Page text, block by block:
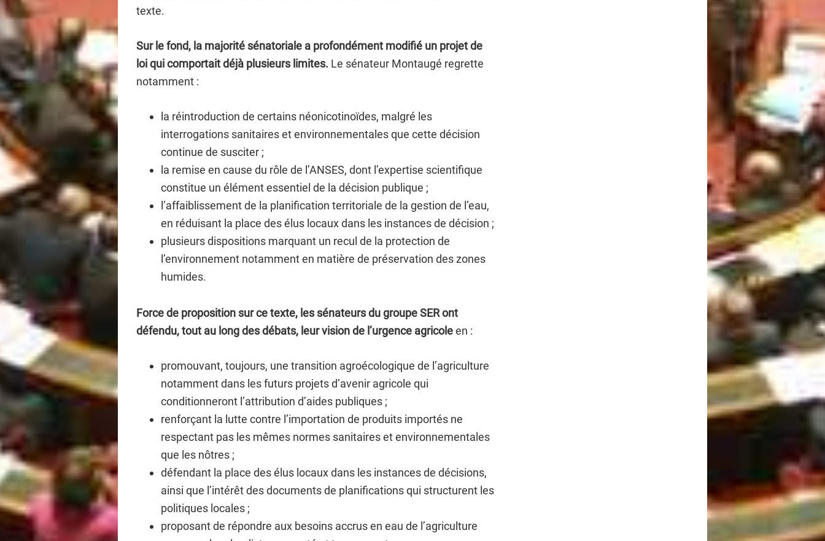
texte.
Sur le fond, la majorité sénatoriale a profondément modifié un projet de
loi qui comportait déjà plusieurs limites. Le sénateur Montaugé regrette
notamment :
la réintroduction de certains néonicotinoïdes, malgré les
interrogations sanitaires et environnementales que cette décision
continue de susciter ;
la remise en cause du rôle de l’ANSES, dont l’expertise scientifique
constitue un élément essentiel de la décision publique ;
l’affaiblissement de la planification territoriale de la gestion de l’eau,
en réduisant la place des élus locaux dans les instances de décision ;
plusieurs dispositions marquant un recul de la protection de
l’environnement notamment en matière de préservation des zones
humides.
Force de proposition sur ce texte, les sénateurs du groupe SER ont
défendu, tout au long des débats, leur vision de l’urgence agricoleen :
promouvant, toujours, une transition agroécologique de l’agriculture
notamment dans les futurs projets d’avenir agricole qui
conditionneront l’attribution d’aides publiques ;
renforçant la lutte contre l’importation de produits importés ne
respectant pas les mêmes normes sanitaires et environnementales
que les nôtres ;
défendant la place des élus locaux dans les instances de décisions,
ainsi que l’intérêt des documents de planifications qui structurent les
politiques locales ;
proposant de répondre aux besoins accrus en eau de l’agriculture